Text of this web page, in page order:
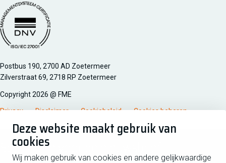
Deze website maakt gebruik van
cookies
Wij maken gebruik van cookies en andere gelijkwaardige
Managementsyteem certificatie DNV iso/iec 27001
Postbus 190, 2700 AD Zoetermeer
Zilverstraat 69, 2718 RP Zoetermeer
Copyright 2026 @ FME
Privacy Disclaimer Cookiebeleid Cookies beheren
Schrijf je in voor de nieuwsbrief